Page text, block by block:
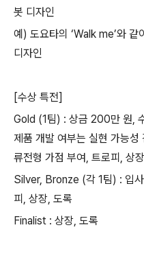
봇 디자인
예 ) 도요타의 ‘Walk me’와 같
디자인
[수상 특전]
Gold (1팀) : 상금 200만 원,
제품 개발 여부는 실현 가능성
류전형 가점 부여, 트로피 , 상장
Silver, Bronze (각 1팀) : 입
피 , 상장, 도록
Finalist : 상장, 도록